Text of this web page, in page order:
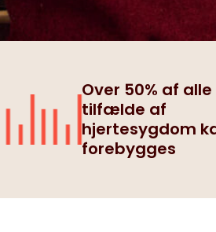
Over 50% af alle
tilfælde af
hjertesygdom
forebygges